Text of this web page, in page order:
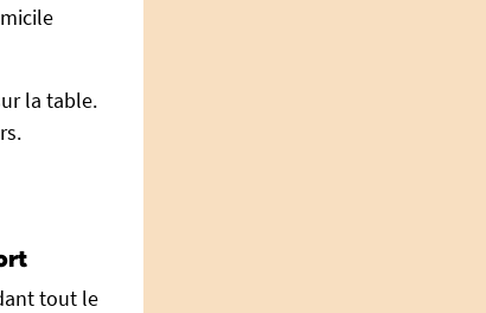
la table.
tout le